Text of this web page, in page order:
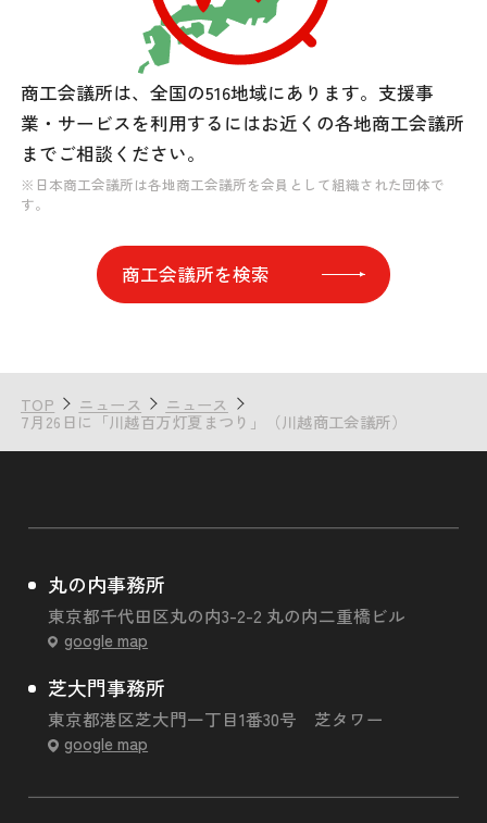
商工会議所は、全国の516地域にあります。 支援事
業・サービスを利用するにはお近くの各地商工会議所
までご相談ください。
※日本商工会議所は各地商工会議所を会員として組織された団体で
す。
商工会議所を検索
TOP ニュース ニュース
7月26日に「川越百万灯夏まつり」（川越商工会議所）
丸の内事務所
東京都千代田区丸の内3-2-2 丸の内二重橋ビル
google map
芝大門事務所
東京都港区芝大門一丁目1番30号 芝タワー
google map